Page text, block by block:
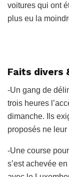
voitures qui ont
plus eu la
Faits divers
-Un gang de
trois heures
dimanche. Ils
proposés ne
-Une course
s’est achevée